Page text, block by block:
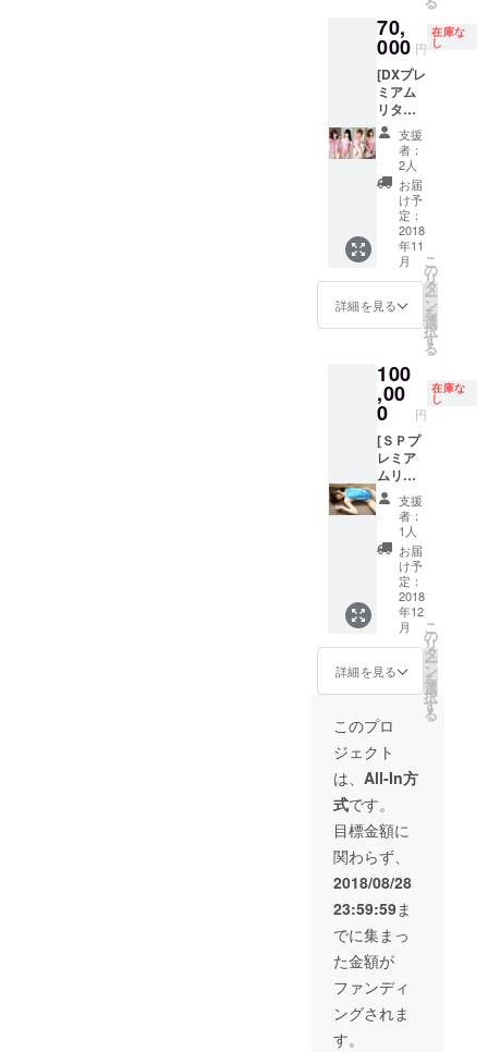
基本は
手渡し
となり
ます
になり
ます
→時間
内であ
れば衣
装は何
着でも
構いま
せん ・
ご自身
が撮影
したお
写真で
シャツ
＋マグ
カップ
作成 →
ストの
シャツ
＋マグ
カップ
でも可
能です
・撮影
で使用
したサ
イン入
り小道
具プレ
ゼント
※基本は
手渡し
となり
ます ※
支援者
撮影の
シャ
ツ、マ
グカッ
プ作成
希望の
場合、
お届け
が若干
事もご
ざいま
す。
ブック
(撮影モ
デルさ
んから
のサン
クス
メッ
セージ
入り) ・
本編に
収録し
きれな
かった
カット
＋ボー
ナス衣
装写真
ROM
ショッ
ト動画
ROM ・
モデル
さんか
らのお
礼の
メッ
セージ
ムー
ビー
→支援
者様の
お名前
入り、
撮影衣
装で
メッ
→当
本人様
が直接
セージ
録画さ
れても
ＯＫで
す ・撮
用した
水着、
当方が
ストッ
クして
いる水
着使い
入り) ・
本編に
収録し
きれな
かった
写真＋
ボーナ
ス衣装
写真
ROM
＋撮影
オフ
ショッ
ト動画
ROM ・
私の過
去のデ
→公
開、配
布され
ている
方の作
品とな
ります
・モデ
ルさん
からの
お礼の
メッ
セージ
ムー
ビー
→支援
者様の
お名前
装で
メッ
セージ
です ・
撮影で
使用し
たサイ
ン入り
小道具
プレゼ
ント
(ビーチ
ボール
など) ※
郵送or
宅配便
での発
送とな
70,
000 円
在庫な
し
[DXプレ
ミアム
リター
ン] ・
[デジタ
ル写真
集](サン
クスク
レジッ
ト入り)
・ミニ
フォト
ブック
(撮影モ
デルさ
んから
クス
メッ
セージ
入り) →
当日モ
デルさ
んが直
接書い
てお渡
しいた
します
・本編
に収録
しきれ
なかっ
たカッ
ト＋
ボーナ
ス衣装
写真
ROM
＋撮影
オフ
ショッ
ト動画
ROM ・
モデル
さんか
らのお
礼の
メッ
セージ
ムー
ビー
→支援
者様の
お名前
入り、
支援
者：
2人
お届
け予
定：
2018
年11
月
詳細を見る
こ
の
リ
タ
ー
ン
を
選
択
す
る
100
,00
0 円
在庫な
し
[ＳＰプ
レミア
ムリ
ターン]
全ての
リター
ン品が
含まれ
ており
ます ・
[デジタ
ル写真
集](サン
クスク
レジッ
ト入り)
＋支援
者様の
撮影し
たお気
に入り
写真の
表紙、
数枚～
十数枚
の写真
を写真
集に入
れオリ
ジナル
写真集
となり
ます。
・ミニ
支援
者：
1人
お届
け予
定：
2018
年12
月
詳細を見る
こ
の
リ
タ
ー
ン
を
選
択
す
る
このプロ
ジェクト
は、 All-In方
式です。
目標金額に
関わらず、
2018/08/28
23:59:59ま
でに集まっ
た金額が
ファンディ
ングされま
す。